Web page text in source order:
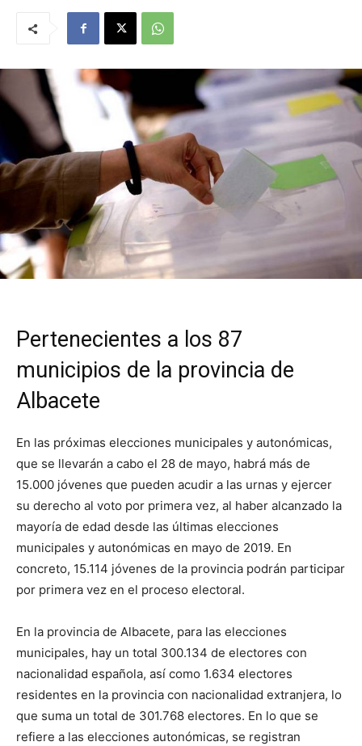
Pertenecientes a los 87
municipios de la provincia de
Albacete
En las próximas elecciones municipales y autonómicas,
que se llevarán a cabo el 28 de mayo, habrá más de
15.000 jóvenes que pueden acudir a las urnas y ejercer
su derecho al voto por primera vez, al haber alcanzado la
mayoría de edad desde las últimas elecciones
municipales y autonómicas en mayo de 2019. En
concreto, 15.114 jóvenes de la provincia podrán participar
por primera vez en el proceso electoral.
En la provincia de Albacete, para las elecciones
municipales, hay un total 300.134 de electores con
nacionalidad española, así como 1.634 electores
residentes en la provincia con nacionalidad extranjera, lo
que suma un total de 301.768 electores. En lo que se
refiere a las elecciones autonómicas, se registran